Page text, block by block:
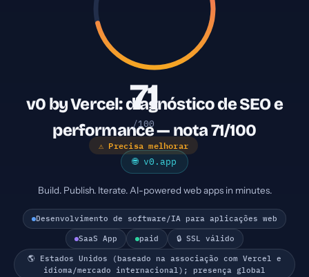
71
/100
⚠ Precisa melhorar
v0 by Vercel: diagnóstico de SEO e
performance — nota 71/100
🌐 v0.app
Build. Publish. Iterate. AI-powered web apps in minutes.
Desenvolvimento de software/IA para aplicações web
SaaS App paid 🔒 SSL válido
🌎 Estados Unidos (baseado na associação com Vercel e
idioma/mercado internacional); presença global